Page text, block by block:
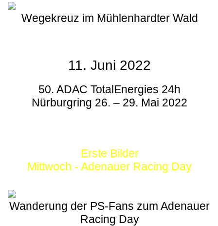
Wegekreuz im Mühlenhardter Wald
11. Juni 2022
50. ADAC TotalEnergies 24h
Nürburgring 26. – 29. Mai 2022
Erste Bilder
Mittwoch - Adenauer Racing Day
Wanderung der PS-Fans zum Adenauer
Racing Day